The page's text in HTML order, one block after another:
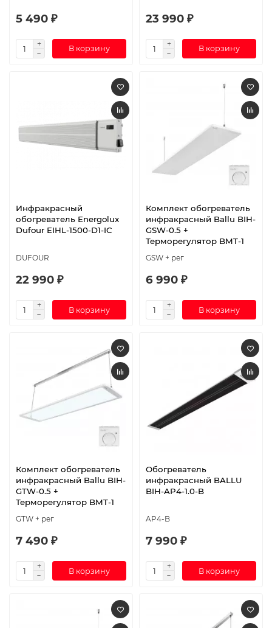
5 490 ₽
В корзину
23 990 ₽
В корзину
Инфракрасный
обогреватель Energolux
Dufour EIHL-1500-D1-IC
DUFOUR
22 990 ₽
В корзину
Комплект обогреватель
инфракрасный Ballu BIH-
GSW-0.5 +
Терморегулятор BMT-1
GSW + рег
6 990 ₽
В корзину
Комплект обогреватель
инфракрасный Ballu BIH-
GTW-0.5 +
Терморегулятор BMT-1
GTW + рег
7 490 ₽
В корзину
Обогреватель
инфракрасный BALLU
BIH-AP4-1.0-B
AP4-B
7 990 ₽
В корзину